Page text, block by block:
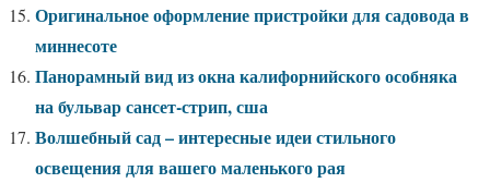
Оригинальное оформление пристройки для садовода в
миннесоте
Панорамный вид из окна калифорнийского особняка
на бульвар сансет-стрип, сша
Волшебный сад – интересные идеи стильного
освещения для вашего маленького рая